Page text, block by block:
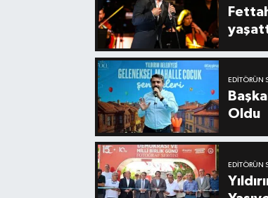
EDITÖRÜN
Oldu
EDITÖRÜN